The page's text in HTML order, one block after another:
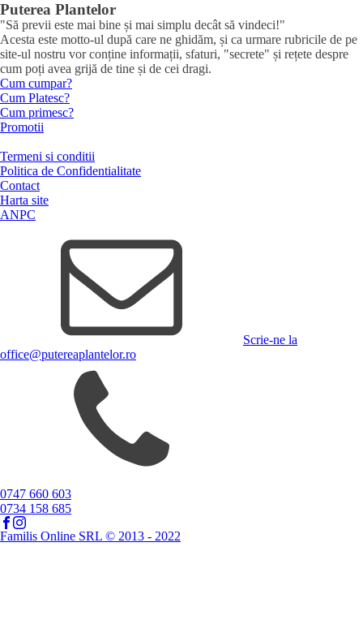
Puterea Plantelor
"Să previi este mai bine și mai simplu decât să vindeci!"
Acesta este motto-ul după care ne ghidăm, și ca urmare rubricile de pe
site-ul nostru vor conține informații, sfaturi, "secrete" și rețete despre
cum poți avea grijă de tine și de cei dragi.
Cum cumpar?
Cum Platesc?
Cum primesc?
Promotii
Termeni si conditii
Politica de Confidentialitate
Contact
Harta site
ANPC
Scrie-ne la
office@putereaplantelor.ro
0747 660 603
0734 158 685
Familis Online SRL © 2013 - 2022